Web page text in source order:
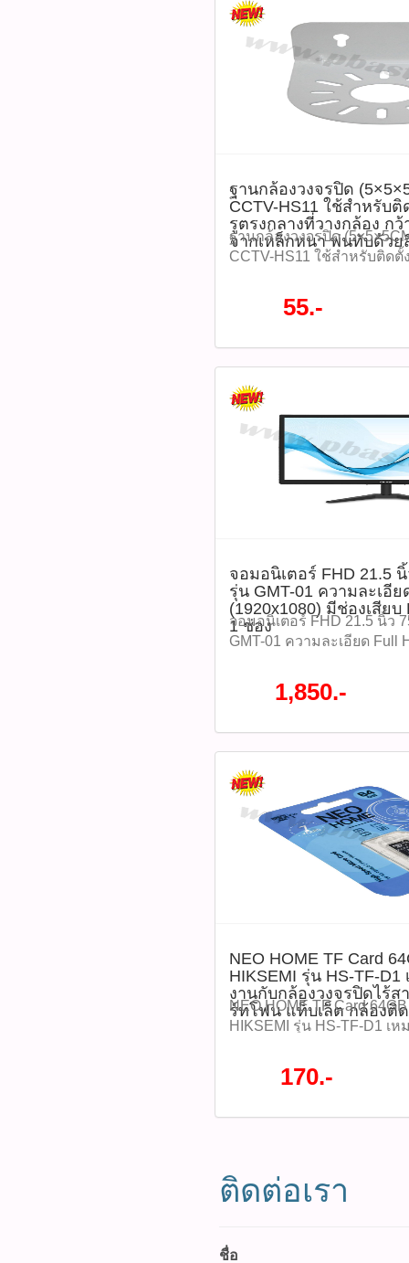
ค่าระบบ > Format การ์ด (ค
อุปกรณ์เท่านั้น) -ตรวจสอบ
และบันทึกข้อมูลได้ปกติ -คว
และสถานะการ์ดเป็นประจำ
หายของข้อมูล Diagram (
ข้อดี ประโยชน์ในการใช้ง
ข้อดี / ประโยชน์: -รองรับก
ได้แม้ในสภาพแวดล้อมที่รุน
ใช้จ่ายในการบำรุงรักษาร
ระวัง: -หลีกเลี่ยงการถอดกา
บันทึกข้อมูล -อย่าฟอร์แมตก
-ควรตรวจสอบรุ่นกล้องว่าร
SD Card IMOU ST2-128-
จำนวน 1 ชิ้น -คู่มือการใช้ง
บางร้าน) -บรรจุในกล่อง/แพ็
IMOU tags : IMOU, Micro
S1, เมมโมรี่การ์ดกล้องวง
วิดีโอ, 128GB,
ร้อน, เมมโมรี่การ์ดกันน้ำ,
IMOU, ST2-128 ติดตามโ
987-3656 (saleธิป)
2686 (sale ตี๋)
อุปกรณ์และสายเคเบิ้ลของ
แข็งแกร่งและได้รับการออ
แสงแดด ฝนตกหนัก ฝุ่น แล
145 บาท -กล่องกันน้ำ
-น็อตยึดกล่องกันน้ำ x4 -โฟ
ผนัง x4 tags: กล่องเก็บสาย
Aluminum Junction Box, ก
GLINK, GLINK SB001,
ชั่นทั้งหมด
สินค้าที่นี้ 065-862-
987-3656 (saleธิป)
ฐานกล้องวงจรปิด
CCTV-HS11 ใช้สำหรับ
รูตรงกลางที่วางกล้อง ก
จากเหล็กหนา พ่นทับด้วย
ฐานกล้องวงจรปิด
CCTV-HS11 ใช้สำหรับติด
หนา พ่นทับด้วยสีขาวครีม
โปรโมชั่นทั้งหมด
987-3656 (saleธิป)
2686 (sale ตี๋)
55.-
จอมอนิเตอร์ FHD 21.5
รุ่น GMT-01 ความละเอีย
(1920x1080) มีช่องเสียบ
1 ช่อง
จอมอนิเตอร์ FHD 21.5 นิ้ว
GMT-01 ความละเอียด Full
ช่อง ราคา 1,850 บาท
Size : 21.5 Inches -Panel
Response time :5ms -
โปรโมชั่นทั้งหมด
#ติดต่อซื้อสินค้าที่นี้ 065-
@pbasupply4
987-3656 (saleธิป)
1,850.-
NEO HOME TF Card
HIKSEMI รุ่น HS-TF-D1
งานกับกล้องวงจรปิดไร้
ร์ทโฟน แท็บเล็ต กล้องติ
NEO HOME TF Card
HIKSEMI รุ่น HS-TF-D1 เ
แท็บเล็ต กล้องติดรถยนต์ รา
HS-TF-D1 (รหัสสินค้า :
987-3656 (saleธิป)
@peeranun8336
170.-
ติดต่อเรา
ชื่อ